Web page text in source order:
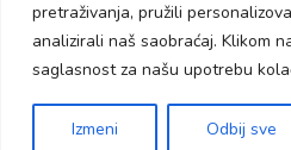
pretraživanja, pružili
analizirali naš saobraćaj. Klikom
saglasnost za našu upotrebu
Izmeni Odbij sve
2026 © Kinološki